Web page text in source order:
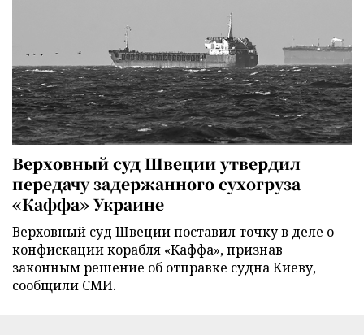
Верховный суд Швеции утвердил
передачу задержанного сухогруза
«Каффа» Украине
Верховный суд Швеции поставил точку в деле о
конфискации корабля «Каффа», признав
законным решение об отправке судна Киеву,
сообщили СМИ.